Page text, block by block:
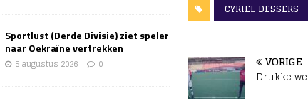
CYRIEL DESSERS
VORIGE
Drukke
Sportlust (Derde Divisie) ziet speler
naar Oekraïne vertrekken
5 augustus 2026 0